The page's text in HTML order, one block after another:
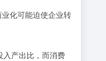
化可能迫使企业转
入产出比，而消费